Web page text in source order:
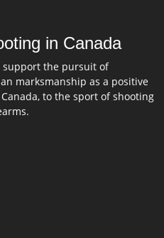
in Canada
support the pursuit of
marksmanship as a positive
to the sport of shooting